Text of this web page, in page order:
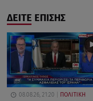
ΔΕΙΤΕ ΕΠΙΣΗΣ
08.08.26, 21:20 ΠΟΛΙΤΙΚΗ